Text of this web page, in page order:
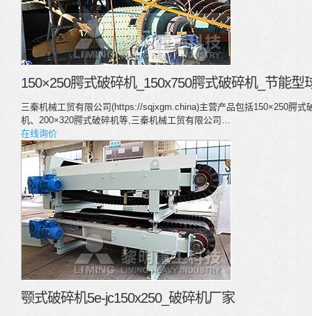
150×250腭式破碎机_150x750腭式破碎机_节能
三秦机械工贸有限公司(https://sqjxgm.china)主营产品包括150×250腭式
机、200×320腭式破碎机等,三秦机械工贸有限公司…
在线询价
颚式破碎机5e-jc150x250_破碎机厂家